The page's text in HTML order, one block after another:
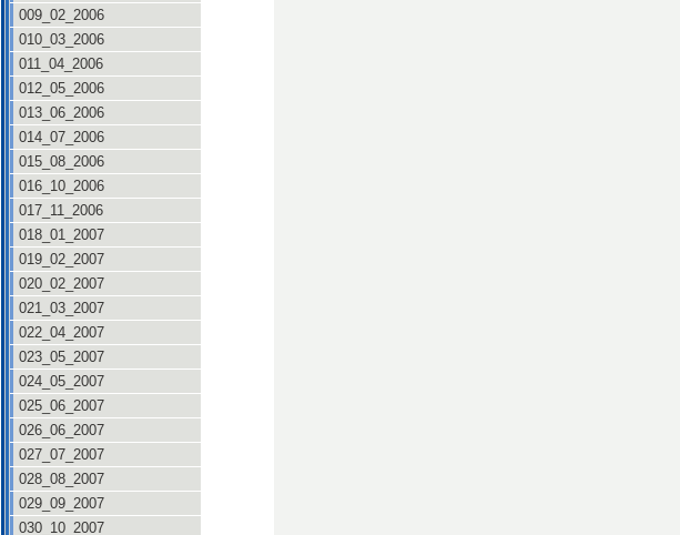
009_02_2006
010_03_2006
011_04_2006
012_05_2006
013_06_2006
014_07_2006
015_08_2006
016_10_2006
017_11_2006
018_01_2007
019_02_2007
020_02_2007
021_03_2007
022_04_2007
023_05_2007
024_05_2007
025_06_2007
026_06_2007
027_07_2007
028_08_2007
029_09_2007
030_10_2007